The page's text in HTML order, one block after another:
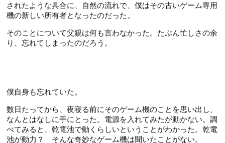
されたような具合に、自然の流れで、僕はその古いゲーム専用
機の新しい所有者となったのだった。
そのことについて父親は何も言わなかった。たぶん忙しさの余
り、忘れてしまったのだろう。
僕自身も忘れていた。
数日たってから、夜寝る前にそのゲーム機のことを思い出し、
なんとはなしに手にとった。電源を入れてみたが動かない。調
べてみると、乾電池で動くらしいということがわかった。乾電
池が動力？ そんな奇妙なゲーム機は聞いたことがない。